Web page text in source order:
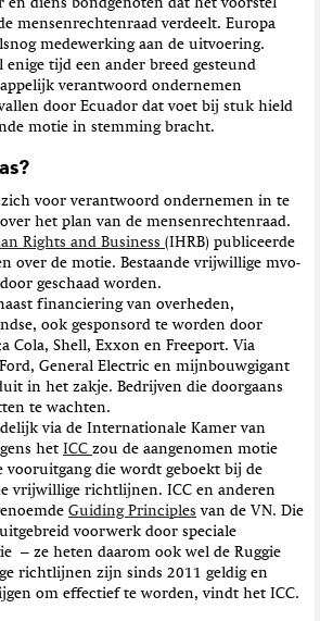
mensenrechtenraad verdeelt. Europa
medewerking aan de uitvoering.
enige tijd een ander breed gesteund
verantwoord ondernemen
door Ecuador dat voet bij stuk hield
motie in stemming bracht.
zich voor verantwoord ondernemen in te
het plan van de mensenrechtenraad.
Rights and Business (IHRB) publiceerde
over de motie. Bestaande vrijwillige mvo-
geschaad worden.
financiering van overheden,
ook gesponsord te worden door
Cola, Shell, Exxon en Freeport. Via
General Electric en mijnbouwgigant
in het zakje. Bedrijven die doorgaans
te wachten.
via de Internationale Kamer van
het ICC zou de aangenomen motie
vooruitgang die wordt geboekt bij de
vrijwillige richtlijnen. ICC en anderen
Guiding Principles van de VN. Die
voorwerk door speciale
– ze heten daarom ook wel de Ruggie
richtlijnen zijn sinds 2011 geldig en
om effectief te worden, vindt het ICC.